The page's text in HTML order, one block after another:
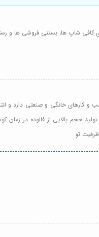
کافی شاپ ها، بستنی فروشی ها
و کارهای خانگی و صنعتی دارد
حجم بالایی از فالوده در
تو